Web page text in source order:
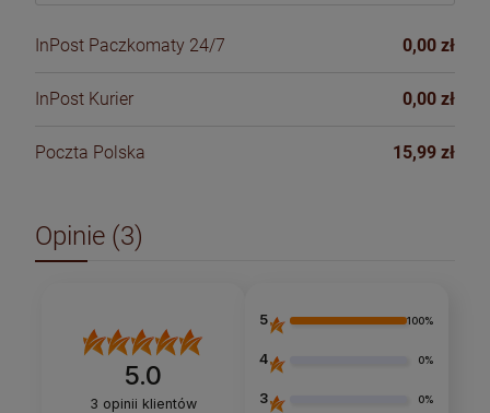
InPost Paczkomaty 24/7 0,00 zł
InPost Kurier 0,00 zł
Poczta Polska 15,99 zł
Opinie (3)
5.0
3 opinii klientów
5 100%
4 0%
3 0%